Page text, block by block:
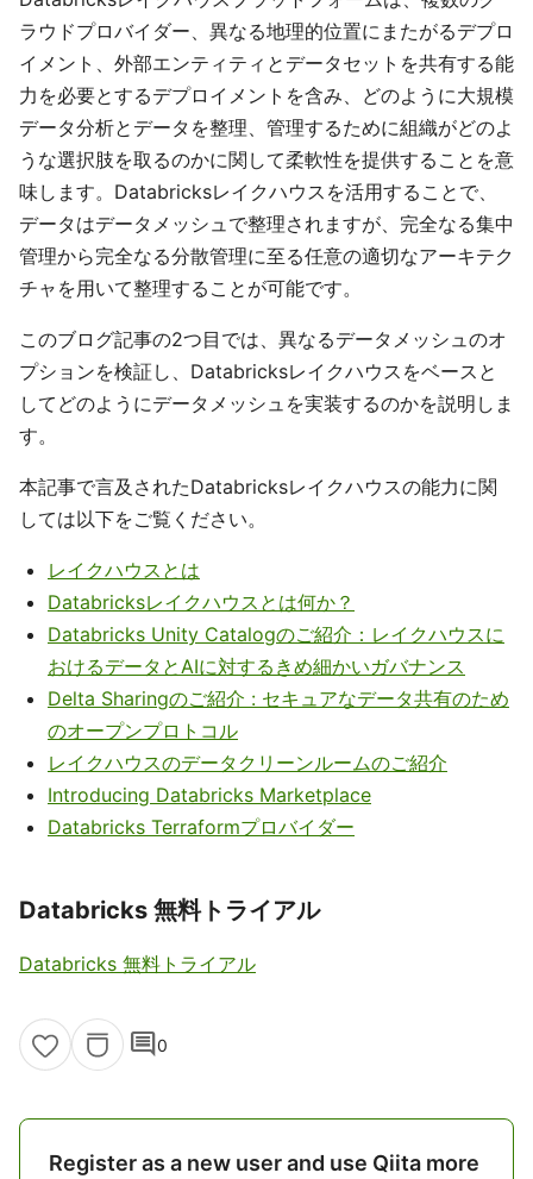
ラウドプロバイダー、異なる地理的位置にまたがるデプロ
イメント、外部エンティティとデータセットを共有する能
力を必要とするデプロイメントを含み、どのように大規模
データ分析とデータを整理、管理するために組織がどのよ
うな選択肢を取るのかに関して柔軟性を提供することを意
味します。Databricksレイクハウスを活用することで、
データはデータメッシュで整理されますが、完全なる集中
管理から完全なる分散管理に至る任意の適切なアーキテク
チャを用いて整理することが可能です。
このブログ記事の2つ目では、異なるデータメッシュのオ
プションを検証し、Databricksレイクハウスをベースと
してどのようにデータメッシュを実装するのかを説明しま
す。
本記事で言及されたDatabricksレイクハウスの能力に関
しては以下をご覧ください。
レイクハウスとは
Databricksレイクハウスとは何か？
Databricks Unity Catalogのご紹介：レイクハウスに
おけるデータとAIに対するきめ細かいガバナンス
Delta Sharingのご紹介 : セキュアなデータ共有のため
のオープンプロトコル
レイクハウスのデータクリーンルームのご紹介
Introducing Databricks Marketplace
Databricks Terraformプロバイダー
Databricks 無料トライアル
Databricks 無料トライアル
comment0
Register as a new user and use Qiita more